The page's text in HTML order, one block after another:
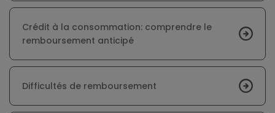
Crédit à la consommation: comprendre le
remboursement anticipé
Difficultés de remboursement